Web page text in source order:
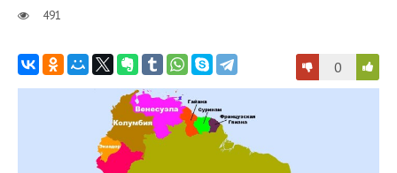
491
0